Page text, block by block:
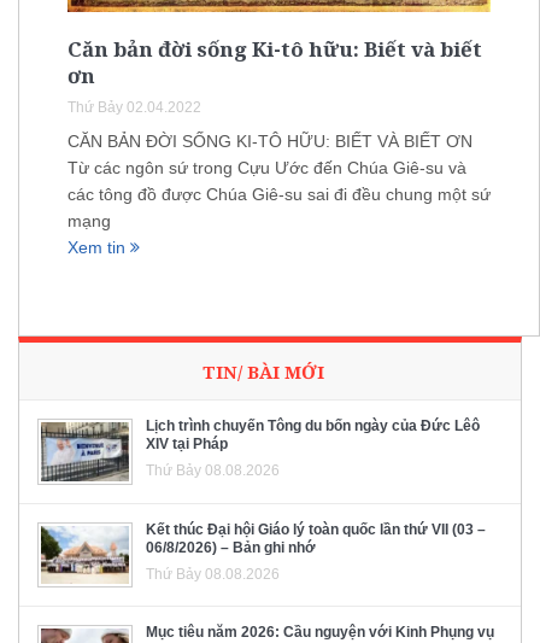
Căn bản đời sống Ki-tô hữu: Biết và biết
ơn
Thứ Bảy 02.04.2022
CĂN BẢN ĐỜI SỐNG KI-TÔ HỮU: BIẾT VÀ BIẾT ƠN
Từ các ngôn sứ trong Cựu Ước đến Chúa Giê-su và
các tông đồ được Chúa Giê-su sai đi đều chung một sứ
mạng
Xem tin
TIN/ BÀI MỚI
Lịch trình chuyến Tông du bốn ngày của Đức Lêô
XIV tại Pháp
Thứ Bảy 08.08.2026
Kết thúc Đại hội Giáo lý toàn quốc lần thứ VII (03 –
06/8/2026) – Bản ghi nhớ
Thứ Bảy 08.08.2026
Mục tiêu năm 2026: Cầu nguyện với Kinh Phụng vụ